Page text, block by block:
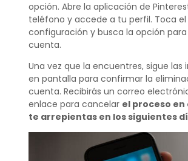
opción. Abre la aplicación de
teléfono y accede a tu perfil. Toca
configuración y busca la opción
cuenta.
Una vez que la encuentres, sigue las
en pantalla para confirmar la
cuenta. Recibirás un correo
enlace para cancelar el proceso en
te arrepientas en los siguientes